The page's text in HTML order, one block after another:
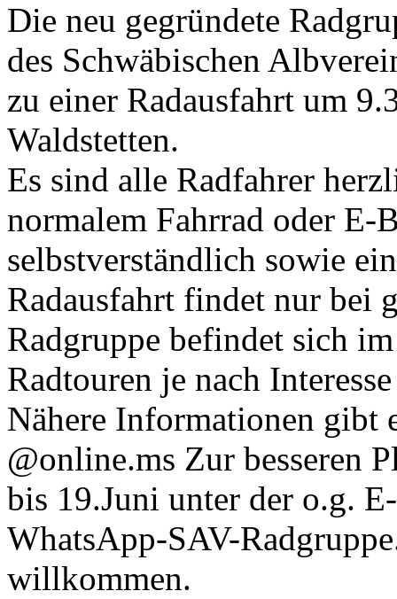
Die neu gegründete
des Schwäbischen
zu einer Radausfahrt um 9.
Waldstetten.
Es sind alle Radfahrer
normalem Fahrrad oder
selbstverständlich sowie
Radausfahrt findet nur bei
Radgruppe befindet sich
Radtouren je nach
Nähere Informationen gibt
@​online.​ms Zur besseren
bis 19.Juni unter der o.g.
WhatsApp-​SAV-​
willkommen.